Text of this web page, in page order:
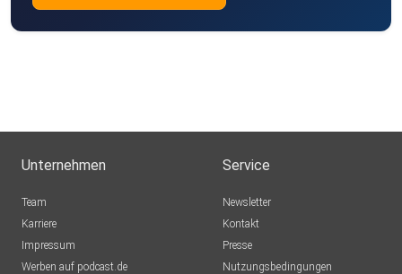
Unternehmen
Team
Karriere
Impressum
Werben auf podcast.de
Service
Newsletter
Kontakt
Presse
Nutzungsbedingungen